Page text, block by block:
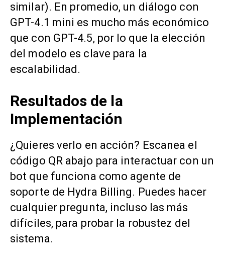
similar). En promedio, un diálogo con
GPT-4.1 mini es mucho más económico
que con GPT-4.5, por lo que la elección
del modelo es clave para la
escalabilidad.
Resultados de la
Implementación
¿Quieres verlo en acción? Escanea el
código QR abajo para interactuar con un
bot que funciona como agente de
soporte de Hydra Billing. Puedes hacer
cualquier pregunta, incluso las más
difíciles, para probar la robustez del
sistema.